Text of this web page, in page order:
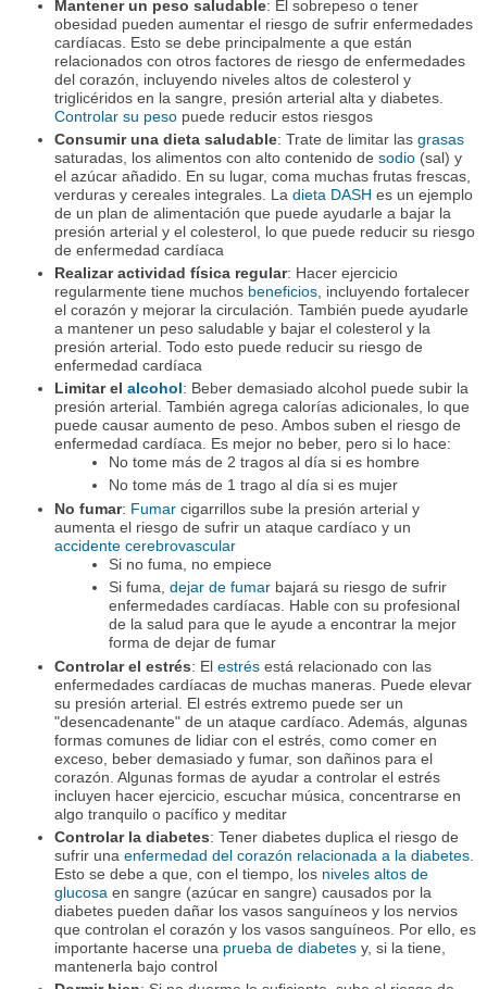
Mantener un peso saludable: El sobrepeso o tener
obesidad pueden aumentar el riesgo de sufrir enfermedades
cardíacas. Esto se debe principalmente a que están
relacionados con otros factores de riesgo de enfermedades
del corazón, incluyendo niveles altos de colesterol y
triglicéridos en la sangre, presión arterial alta y diabetes.
Controlar su pesopuede reducir estos riesgos
Consumir una dieta saludable: Trate de limitar las grasas
saturadas, los alimentos con alto contenido de sodio(sal) y
el azúcar añadido. En su lugar, coma muchas frutas frescas,
verduras y cereales integrales. La dieta DASH es un ejemplo
de un plan de alimentación que puede ayudarle a bajar la
presión arterial y el colesterol, lo que puede reducir su riesgo
de enfermedad cardíaca
Realizar actividad física regular: Hacer ejercicio
regularmente tiene muchos beneficios, incluyendo fortalecer
el corazón y mejorar la circulación. También puede ayudarle
a mantener un peso saludable y bajar el colesterol y la
presión arterial. Todo esto puede reducir su riesgo de
enfermedad cardíaca
Limitar el alcohol: Beber demasiado alcohol puede subir la
presión arterial. También agrega calorías adicionales, lo que
puede causar aumento de peso. Ambos suben el riesgo de
enfermedad cardíaca. Es mejor no beber, pero si lo hace:
No tome más de 2 tragos al día si es hombre
No tome más de 1 trago al día si es mujer
No fumar: Fumarcigarrillos sube la presión arterial y
aumenta el riesgo de sufrir un ataque cardíaco y un
accidente cerebrovascular
Si no fuma, no empiece
Si fuma, dejar de fumarbajará su riesgo de sufrir
enfermedades cardíacas. Hable con su profesional
de la salud para que le ayude a encontrar la mejor
forma de dejar de fumar
Controlar el estrés: El estrésestá relacionado con las
enfermedades cardíacas de muchas maneras. Puede elevar
su presión arterial. El estrés extremo puede ser un
"desencadenante" de un ataque cardíaco. Además, algunas
formas comunes de lidiar con el estrés, como comer en
exceso, beber demasiado y fumar, son dañinos para el
corazón. Algunas formas de ayudar a controlar el estrés
incluyen hacer ejercicio, escuchar música, concentrarse en
algo tranquilo o pacífico y meditar
Controlar la diabetes: Tener diabetes duplica el riesgo de
sufrir una enfermedad del corazón relacionada a la diabetes.
Esto se debe a que, con el tiempo, los niveles altos de
glucosaen sangre (azúcar en sangre) causados por la
diabetes pueden dañar los vasos sanguíneos y los nervios
que controlan el corazón y los vasos sanguíneos. Por ello, es
importante hacerse una prueba de diabetesy, si la tiene,
mantenerla bajo control